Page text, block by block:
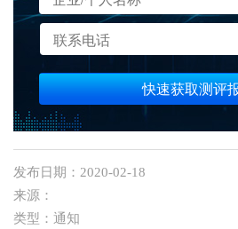
快速获取测评
发布日期： 2020-02-18
来源：
类型： 通知